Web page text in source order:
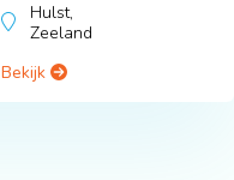
Hulst,
Zeeland
Bekijk